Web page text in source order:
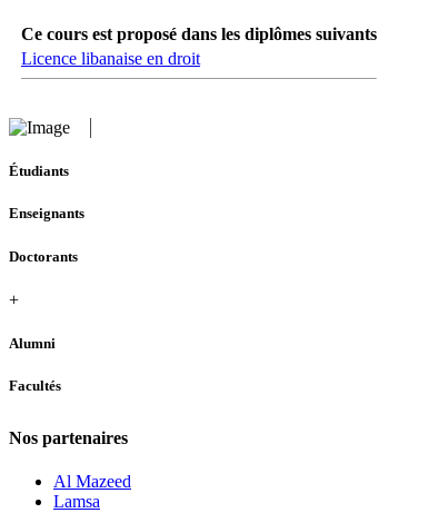
Ce cours est proposé dans les diplômes suivants
Licence libanaise en droit
Étudiants
Enseignants
Doctorants
+
Alumni
Facultés
Nos partenaires
Al Mazeed
Lamsa